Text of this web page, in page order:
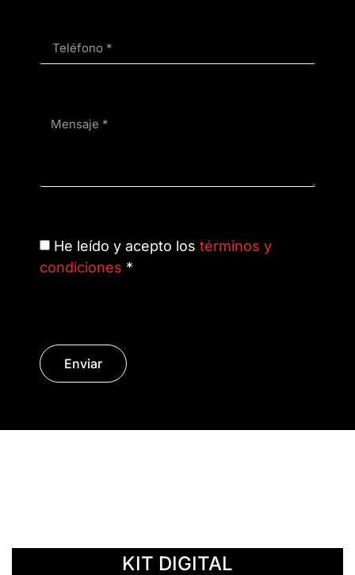
He leído y acepto los términos y
condiciones *
Enviar
KIT DIGITAL